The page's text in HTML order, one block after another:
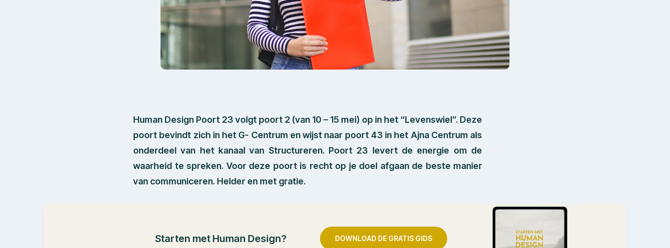
Human Design Poort 23 volgt poort 2 (van 10 – 15 mei) op in het “Levenswiel”. Deze
poort bevindt zich in het G- Centrum en wijst naar poort 43 in het Ajna Centrum als
onderdeel van het kanaal van Structureren. Poort 23 levert de energie om de
waarheid te spreken. Voor deze poort is recht op je doel afgaan de beste manier
van communiceren. Helder en met gratie.
Starten met Human Design? DOWNLOAD DE GRATIS GIDS